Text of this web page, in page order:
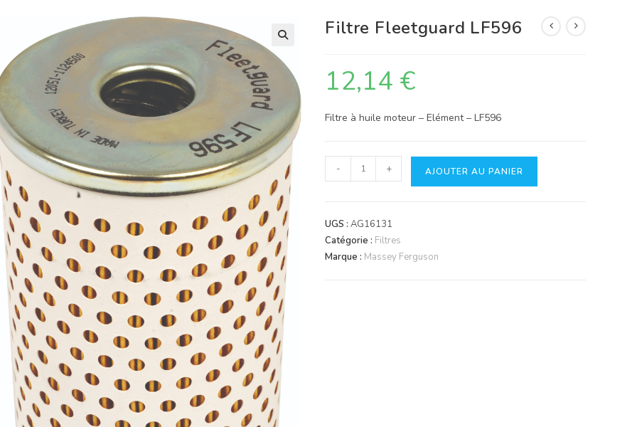
Filtre Fleetguard LF596
12,14 €
Filtre à huile moteur – Elément – LF596
quantité
de
Fleetguard
LF596
- + AJOUTER AU PANIER
UGS :AG16131
Catégorie : Filtres
Marque : Massey Ferguson